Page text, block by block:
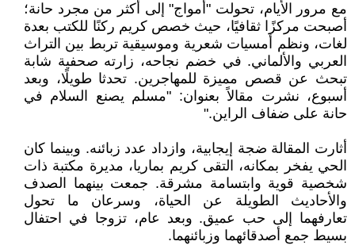
مع مرور الأيام، تحولت "أمواج" إلى أكثر من مجرد حانة؛
أصبحت مركزًا ثقافيًا، حيث خصص كريم ركنًا للكتب بعدة
لغات، ونظم أمسيات شعرية وموسيقية تربط بين التراث
العربي والألماني. في خضم نجاحه، زارته صحفية شابة
تبحث عن قصص مميزة للمهاجرين. تحدثا طويلًا، وبعد
أسبوع، نشرت مقالاً بعنوان: "مسلم يصنع السلام في
حانة على ضفاف الراين."
أثارت المقالة ضجة إيجابية، وازداد عدد زبائنه. وبينما كان
الحي يفخر بمكانه، التقى كريم بماريا، مديرة مكتبة ذات
شخصية قوية وابتسامة مشرقة. جمعت بينهما الصدف
والأحاديث الطويلة عن الحياة، وسرعان ما تحول
تعارفهما إلى حب عميق. وبعد عام، تزوجا في احتفال
بسيط جمع أصدقائهما وزبائنهما.